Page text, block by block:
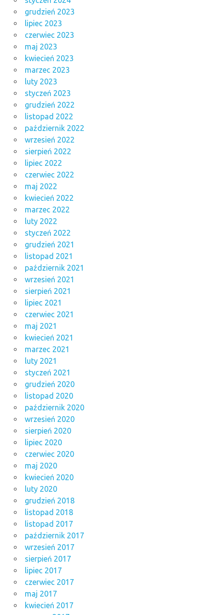
grudzień 2023
lipiec 2023
czerwiec 2023
maj 2023
kwiecień 2023
marzec 2023
luty 2023
styczeń 2023
grudzień 2022
listopad 2022
październik 2022
wrzesień 2022
sierpień 2022
lipiec 2022
czerwiec 2022
maj 2022
kwiecień 2022
marzec 2022
luty 2022
styczeń 2022
grudzień 2021
listopad 2021
październik 2021
wrzesień 2021
sierpień 2021
lipiec 2021
czerwiec 2021
maj 2021
kwiecień 2021
marzec 2021
luty 2021
styczeń 2021
grudzień 2020
listopad 2020
październik 2020
wrzesień 2020
sierpień 2020
lipiec 2020
czerwiec 2020
maj 2020
kwiecień 2020
luty 2020
grudzień 2018
listopad 2018
listopad 2017
październik 2017
wrzesień 2017
sierpień 2017
lipiec 2017
czerwiec 2017
maj 2017
kwiecień 2017